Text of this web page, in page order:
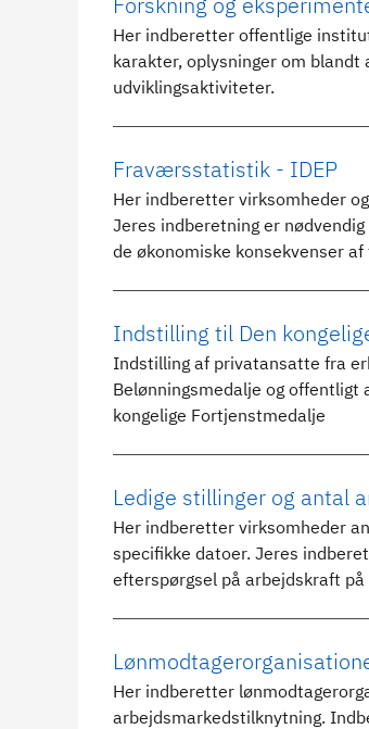
Her indberetter offentlige
karakter, oplysninger om
udviklingsaktiviteter.
Fraværsstatistik - IDEP
Her indberetter virksomheder
Jeres indberetning er
de økonomiske konsekvenser
Indstilling til Den
Indstilling af privatansatte fra
Belønningsmedalje og
kongelige Fortjenstmedalje
Ledige stillinger og antal
Her indberetter virksomheder
specifikke datoer. Jeres
efterspørgsel på arbejdskraft
Her indberetter
arbejdsmarkedstilknytning.